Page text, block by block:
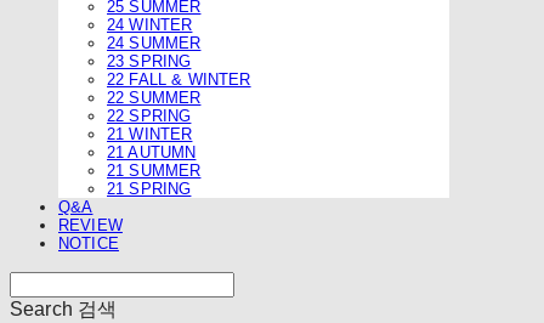
25 SUMMER
24 WINTER
24 SUMMER
23 SPRING
22 FALL & WINTER
22 SUMMER
22 SPRING
21 WINTER
21 AUTUMN
21 SUMMER
21 SPRING
Q&A
REVIEW
NOTICE
Search 검색